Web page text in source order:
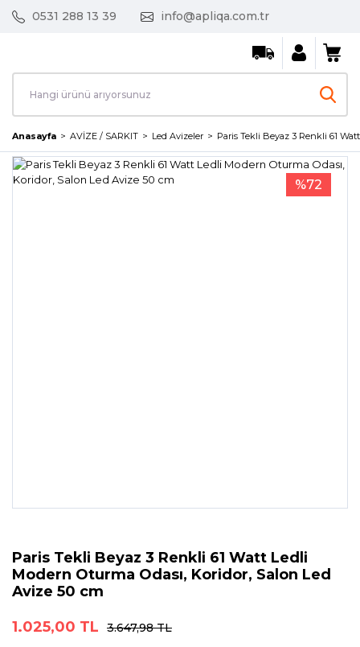
0531 288 13 39 info@apliqa.com.tr
Anasayfa AVİZE / SARKIT Led Avizeler Paris Tekli Beyaz 3 Renkli 61
%72
Paris Tekli Beyaz 3 Renkli 61 Watt Ledli
Modern Oturma Odası, Koridor, Salon Led
Avize 50 cm
1.025,00 TL
3.647,98 TL